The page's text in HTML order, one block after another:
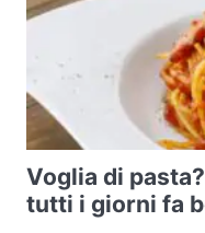
Voglia di
tutti i giorni fa